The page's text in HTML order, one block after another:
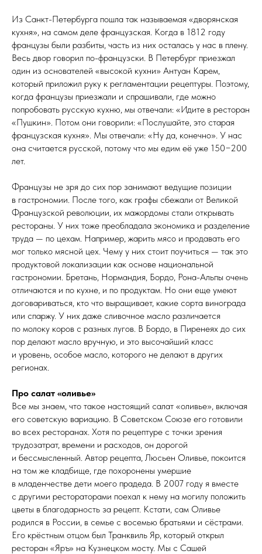
Из Санкт-Петербурга пошла так называемая «дворянская
кухня», на самом деле французская. Когда в 1812 году
французы были разбиты, часть из них осталась у нас в плену.
Весь двор говорил по-французски. В Петербург приезжал
один из основателей «высокой кухни» Антуан Карем,
который приложил руку к регламентации рецептуры. Поэтому,
когда французы приезжали и спрашивали, где можно
попробовать русскую кухню, мы отвечали: «Идите в ресторан
«Пушкин». Потом они говорили: «Послушайте, это старая
французская кухня». Мы отвечали: «Ну да, конечно». У нас
она считается русской, потому что мы едим её уже 150−200
лет.
Французы не зря до сих пор занимают ведущие позиции
в гастрономии. После того, как графы сбежали от Великой
Французской революции, их мажордомы стали открывать
рестораны. У них тоже преобладала экономика и разделение
труда — по цехам. Например, жарить мясо и продавать его
мог только мясной цех. Чему у них стоит поучиться — так это
продуктовой локализации как основе национальной
гастрономии. Бретань, Нормандия, Бордо, Рона-Альпы очень
отличаются и по кухне, и по продуктам. Но они еще умеют
договариваться, кто что выращивает, какие сорта винограда
или спаржу. У них даже сливочное масло различается
по молоку коров с разных лугов. В Бордо, в Пиренеях до сих
пор делают масло вручную, и это высочайший класс
и уровень, особое масло, которого не делают в других
регионах.
Про салат «оливье»
Все мы знаем, что такое настоящий салат «оливье», включая
его советскую вариацию. В Советском Союзе его готовили
во всех ресторанах. Хотя по рецептуре с точки зрения
трудозатрат, времени и расходов, он дорогой
и бессмысленный. Автор рецепта, Люсьен Оливье, покоится
на том же кладбище, где похоронены умершие
в младенчестве дети моего прадеда. В 2007 году я вместе
с другими рестораторами поехал к нему на могилу положить
цветы в благодарность за рецепт. Кстати, сам Оливье
родился в России, в семье с восемью братьями и сёстрами.
Его крёстным отцом был Транквиль Яр, который открыл
ресторан «Яръ» на Кузнецком мосту. Мы с Сашей